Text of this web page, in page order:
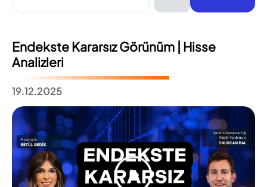
Endekste Kararsız Görünüm | Hisse
Analizleri
19.12.2025